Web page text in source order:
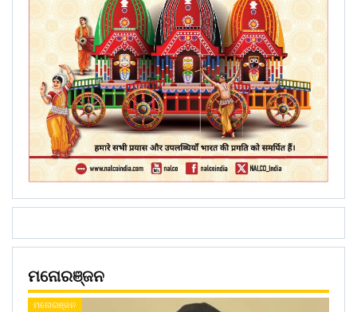
ମନୋରଞ୍ଜନ
ମନୋରଞ୍ଜନ